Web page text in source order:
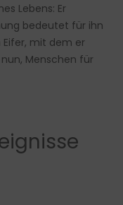
Lebens: Er
bedeutet für ihn
mit dem er
Menschen für